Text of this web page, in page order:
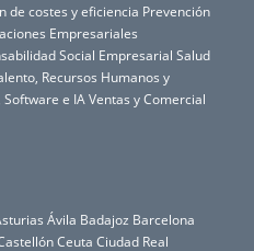
de costes y eficiencia Prevención
Empresariales
Social Empresarial Salud
Recursos Humanos y
e IA Ventas y Comercial
Ávila Badajoz Barcelona
Ceuta Ciudad Real